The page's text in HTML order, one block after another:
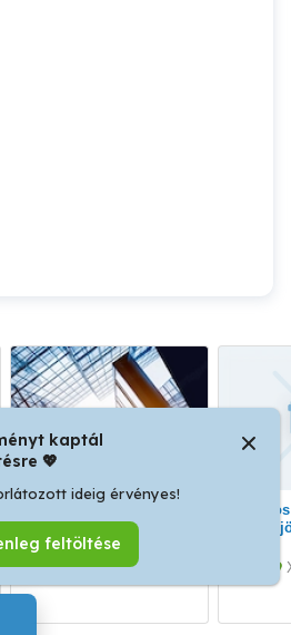
Teljes munkaidős,
határozatlan idejű
munkaviszony, hosszú
távú lehetőség!
XVIII. kerület
kaptál
💖
ideig érvényes!
feltöltése